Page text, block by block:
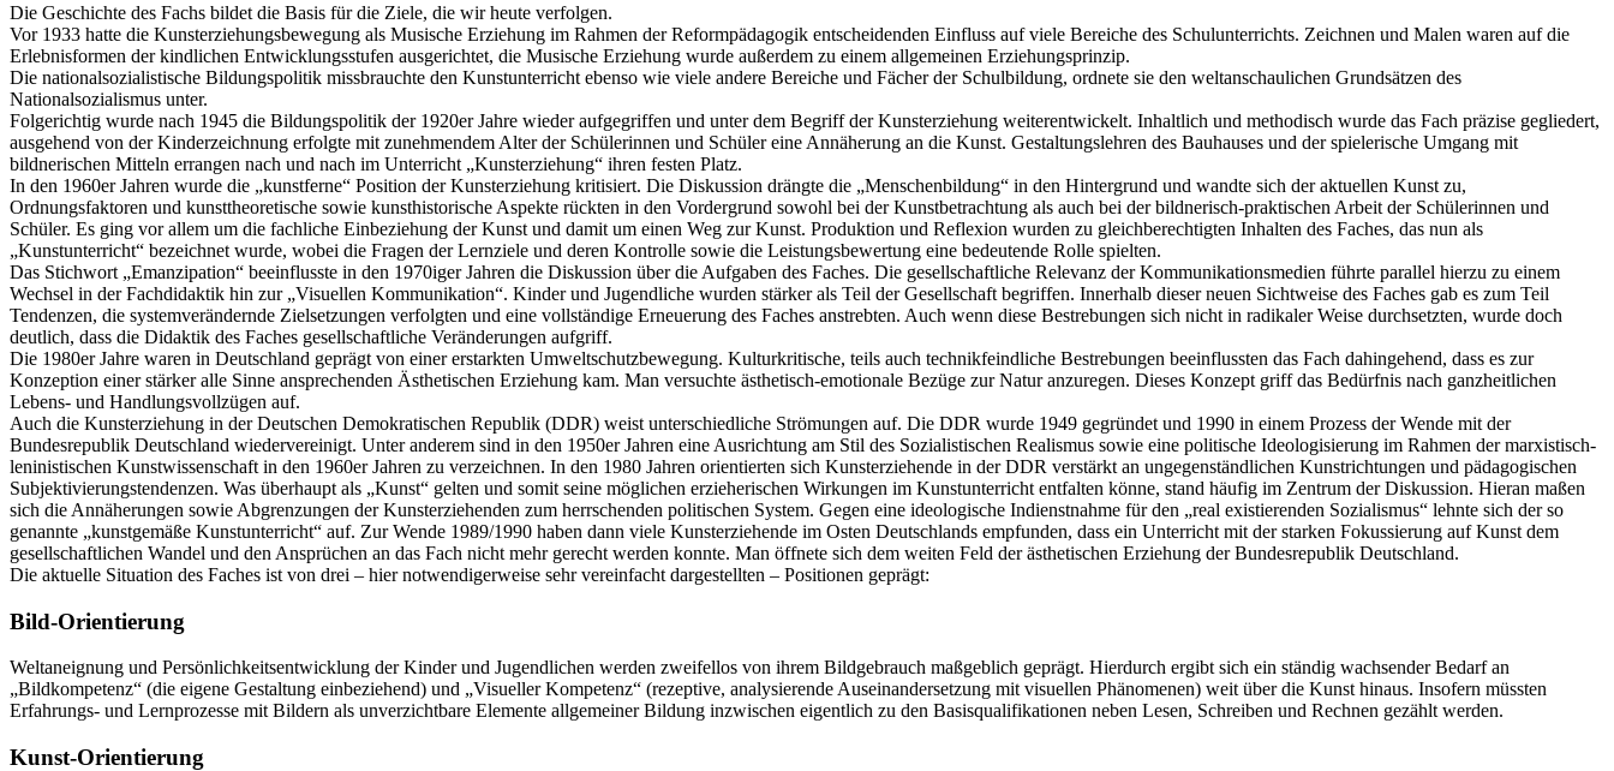
Die Geschichte des Fachs bildet die Basis für die Ziele, die wir heute verfolgen.
Vor 1933 hatte die Kunsterziehungsbewegung als Musische Erziehung im Rahmen der Reformpädagogik entscheidenden Einfluss auf viele Bereiche des Schulunterrichts. Zeichnen und Malen waren auf die
Erlebnisformen der kindlichen Entwicklungsstufen ausgerichtet, die Musische Erziehung wurde außerdem zu einem allgemeinen Erziehungsprinzip.
Die nationalsozialistische Bildungspolitik missbrauchte den Kunstunterricht ebenso wie viele andere Bereiche und Fächer der Schulbildung, ordnete sie den weltanschaulichen Grundsätzen des
Nationalsozialismus unter.
Folgerichtig wurde nach 1945 die Bildungspolitik der 1920er Jahre wieder aufgegriffen und unter dem Begriff der Kunsterziehung weiterentwickelt. Inhaltlich und methodisch wurde das Fach präzise gegliedert,
ausgehend von der Kinderzeichnung erfolgte mit zunehmendem Alter der Schülerinnen und Schüler eine Annäherung an die Kunst. Gestaltungslehren des Bauhauses und der spielerische Umgang mit
bildnerischen Mitteln errangen nach und nach im Unterricht „Kunsterziehung“ ihren festen Platz.
In den 1960er Jahren wurde die „kunstferne“ Position der Kunsterziehung kritisiert. Die Diskussion drängte die „Menschenbildung“ in den Hintergrund und wandte sich der aktuellen Kunst zu,
Ordnungsfaktoren und kunsttheoretische sowie kunsthistorische Aspekte rückten in den Vordergrund sowohl bei der Kunstbetrachtung als auch bei der bildnerisch-praktischen Arbeit der Schülerinnen und
Schüler. Es ging vor allem um die fachliche Einbeziehung der Kunst und damit um einen Weg zur Kunst. Produktion und Reflexion wurden zu gleichberechtigten Inhalten des Faches, das nun als
„Kunstunterricht“ bezeichnet wurde, wobei die Fragen der Lernziele und deren Kontrolle sowie die Leistungsbewertung eine bedeutende Rolle spielten.
Das Stichwort „Emanzipation“ beeinflusste in den 1970iger Jahren die Diskussion über die Aufgaben des Faches. Die gesellschaftliche Relevanz der Kommunikationsmedien führte parallel hierzu zu einem
Wechsel in der Fachdidaktik hin zur „Visuellen Kommunikation“. Kinder und Jugendliche wurden stärker als Teil der Gesellschaft begriffen. Innerhalb dieser neuen Sichtweise des Faches gab es zum Teil
Tendenzen, die systemverändernde Zielsetzungen verfolgten und eine vollständige Erneuerung des Faches anstrebten. Auch wenn diese Bestrebungen sich nicht in radikaler Weise durchsetzten, wurde doch
deutlich, dass die Didaktik des Faches gesellschaftliche Veränderungen aufgriff.
Die 1980er Jahre waren in Deutschland geprägt von einer erstarkten Umweltschutzbewegung. Kulturkritische, teils auch technikfeindliche Bestrebungen beeinflussten das Fach dahingehend, dass es zur
Konzeption einer stärker alle Sinne ansprechenden Ästhetischen Erziehung kam. Man versuchte ästhetisch-emotionale Bezüge zur Natur anzuregen. Dieses Konzept griff das Bedürfnis nach ganzheitlichen
Lebens- und Handlungsvollzügen auf.
Auch die Kunsterziehung in der Deutschen Demokratischen Republik (DDR) weist unterschiedliche Strömungen auf. Die DDR wurde 1949 gegründet und 1990 in einem Prozess der Wende mit der
Bundesrepublik Deutschland wiedervereinigt. Unter anderem sind in den 1950er Jahren eine Ausrichtung am Stil des Sozialistischen Realismus sowie eine politische Ideologisierung im Rahmen der marxistisch-
leninistischen Kunstwissenschaft in den 1960er Jahren zu verzeichnen. In den 1980 Jahren orientierten sich Kunsterziehende in der DDR verstärkt an ungegenständlichen Kunstrichtungen und pädagogischen
Subjektivierungstendenzen. Was überhaupt als „Kunst“ gelten und somit seine möglichen erzieherischen Wirkungen im Kunstunterricht entfalten könne, stand häufig im Zentrum der Diskussion. Hieran maßen
sich die Annäherungen sowie Abgrenzungen der Kunsterziehenden zum herrschenden politischen System. Gegen eine ideologische Indienstnahme für den „real existierenden Sozialismus“ lehnte sich der so
genannte „kunstgemäße Kunstunterricht“ auf. Zur Wende 1989/1990 haben dann viele Kunsterziehende im Osten Deutschlands empfunden, dass ein Unterricht mit der starken Fokussierung auf Kunst dem
gesellschaftlichen Wandel und den Ansprüchen an das Fach nicht mehr gerecht werden konnte. Man öffnete sich dem weiten Feld der ästhetischen Erziehung der Bundesrepublik Deutschland.
Die aktuelle Situation des Faches ist von drei – hier notwendigerweise sehr vereinfacht dargestellten – Positionen geprägt:
Bild-Orientierung
Weltaneignung und Persönlichkeitsentwicklung der Kinder und Jugendlichen werden zweifellos von ihrem Bildgebrauch maßgeblich geprägt. Hierdurch ergibt sich ein ständig wachsender Bedarf an
„Bildkompetenz“ (die eigene Gestaltung einbeziehend) und „Visueller Kompetenz“ (rezeptive, analysierende Auseinandersetzung mit visuellen Phänomenen) weit über die Kunst hinaus. Insofern müssten
Erfahrungs- und Lernprozesse mit Bildern als unverzichtbare Elemente allgemeiner Bildung inzwischen eigentlich zu den Basisqualifikationen neben Lesen, Schreiben und Rechnen gezählt werden.
Kunst-Orientierung